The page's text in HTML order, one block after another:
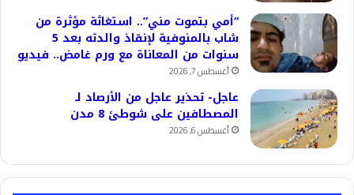
“أمي بتموت مني”.. استغاثة مؤثرة من
شاب بالمنوفية لإنقاذ والدته بعد 5
سنوات من المعاناة مع ورم غامض.. فيديو
أغسطس 7, 2026
عاجل- تحذير عاجل من الأرصاد لـ
المصطافين على شوطئ 8 مدن
أغسطس 6, 2026